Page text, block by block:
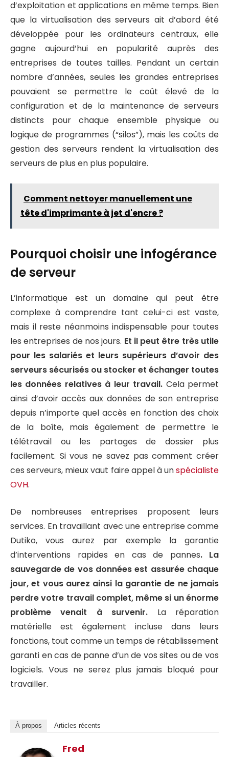
d’exploitation et applications en même temps. Bien
que la virtualisation des serveurs ait d’abord été
développée pour les ordinateurs centraux, elle
gagne aujourd’hui en popularité auprès des
entreprises de toutes tailles. Pendant un certain
nombre d’années, seules les grandes entreprises
pouvaient se permettre le coût élevé de la
configuration et de la maintenance de serveurs
distincts pour chaque ensemble physique ou
logique de programmes (“silos”), mais les coûts de
gestion des serveurs rendent la virtualisation des
serveurs de plus en plus populaire.
Comment nettoyer manuellement une
tête d'imprimante à jet d'encre ?
Pourquoi choisir une infogérance
de serveur
L’informatique est un domaine qui peut être
complexe à comprendre tant celui-ci est vaste,
mais il reste néanmoins indispensable pour toutes
les entreprises de nos jours. Et il peut être très utile
pour les salariés et leurs supérieurs d’avoir des
serveurs sécurisés ou stocker et échanger toutes
les données relatives à leur travail. Cela permet
ainsi d’avoir accès aux données de son entreprise
depuis n’importe quel accès en fonction des choix
de la boîte, mais également de permettre le
télétravail ou les partages de dossier plus
facilement. Si vous ne savez pas comment créer
ces serveurs, mieux vaut faire appel à unspécialiste
OVH.
De nombreuses entreprises proposent leurs
services. En travaillant avec une entreprise comme
Dutiko, vous aurez par exemple la garantie
d’interventions rapides en cas de pannes. La
sauvegarde de vos données est assurée chaque
jour, et vous aurez ainsi la garantie de ne jamais
perdre votre travail complet, même si un énorme
problème venait à survenir. La réparation
matérielle est également incluse dans leurs
fonctions, tout comme un temps de rétablissement
garanti en cas de panne d’un de vos sites ou de vos
logiciels. Vous ne serez plus jamais bloqué pour
travailler.
À propos Articles récents
Fred